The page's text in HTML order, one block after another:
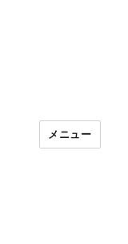
メニュー